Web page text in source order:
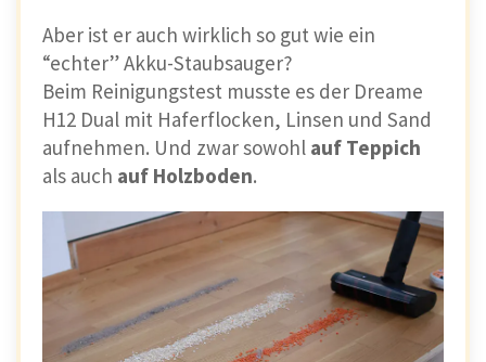
Aber ist er auch wirklich so gut wie ein
“echter” Akku-Staubsauger?
Beim Reinigungstest musste es der Dreame
H12 Dual mit Haferflocken, Linsen und Sand
aufnehmen. Und zwar sowohl auf Teppich
als auch auf Holzboden.